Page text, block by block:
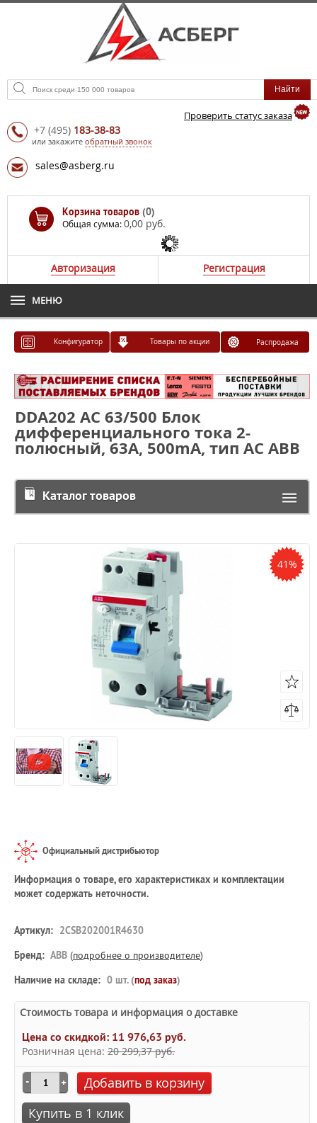
Проверить статус заказа
+7 (495) 183-38-83
или закажите обратный звонок
sales@asberg.ru
Корзина товаров (0)
Общая сумма:0,00 руб.
Авторизация Регистрация
МЕНЮ
Конфигуратор Товары по акции Распродажа
DDA202 AC 63/500 Блок
дифференциального тока 2-
полюсный, 63А, 500mA, тип AC ABB
Каталог товаров
41%
Официальный дистрибьютор
Информация о товаре, его характеристиках и комплектации
может содержать неточности.
Артикул: 2CSB202001R4630
Бренд: ABB (подробнее о производителе)
Наличие на складе: 0 шт. (под заказ)
Стоимость товара и информация о доставке
Цена со скидкой: 11 976,63 руб.
Розничная цена: 20 299,37 руб.
Добавить в корзину
Купить в 1 клик